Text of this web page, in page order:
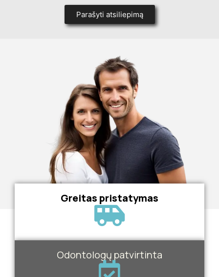
Parašyti atsiliepimą
Greitas pristatymas
Odontologų patvirtinta